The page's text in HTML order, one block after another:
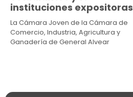
instituciones expositoras
La Cámara Joven de la Cámara de
Comercio, Industria, Agricultura y
Ganadería de General Alvear